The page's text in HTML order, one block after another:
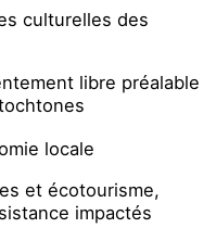
culturelles des
libre préalable
locale
et écotourisme,
impactés